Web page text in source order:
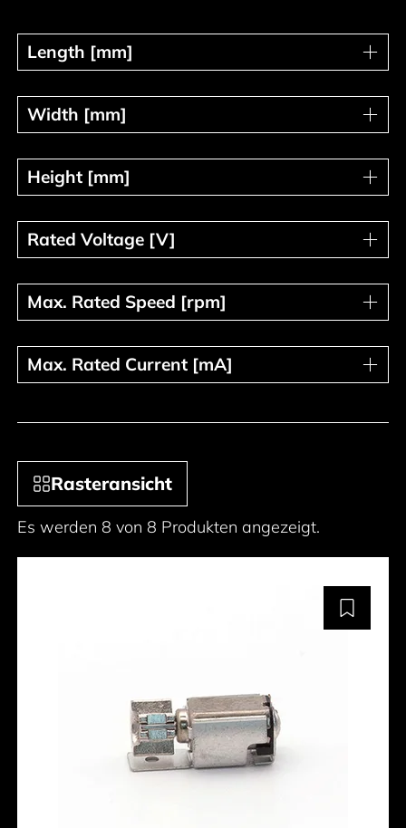
Rasteransicht
Es werden 8 von 8 Produkten angezeigt.
Length [mm]
Length [mm]
Width [mm]
Width [mm]
Height [mm]
Height [mm]
Rated Voltage [V]
Rated Voltage [V]
Max. Rated Speed [rpm]
Max. Rated Speed [rpm]
Max. Rated Current [mA]
Max. Rated Current [mA]